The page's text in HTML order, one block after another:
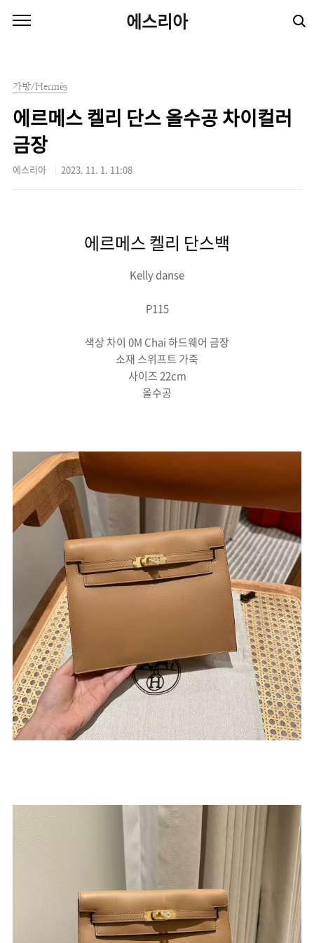
에스리아
가방/Hermès
에르메스 켈리 단스 올수공 차이컬러
금장
에스리아 2023. 11. 1. 11:08
에르메스 켈리 단스백
Kelly danse
P115
색상 차이 0M Chai 하드웨어 금장
소재 스위프트 가죽
사이즈 22cm
올수공